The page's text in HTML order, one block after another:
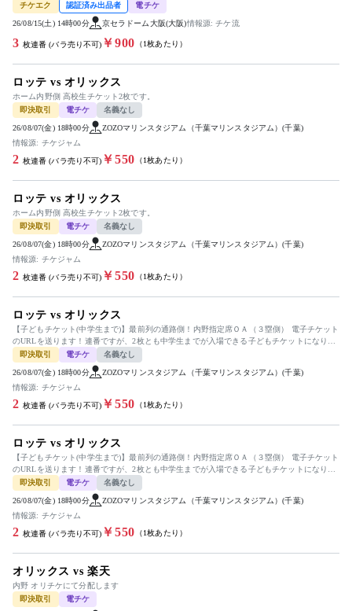
チケエク
認証済み出品者 電チケ
26/08/15(土) 14時00分 京セラドーム大阪(大阪)情報源: チケ流
3 枚連番 (バラ売り不可) ￥900 （1枚あたり）
ロッテ vs オリックス
ホーム内野側 高校生チケット2枚です。
即決取引
電チケ 名義なし
26/08/07(金) 18時00分
ZOZOマリンスタジアム（千葉マリンスタジアム）(千葉)
情報源: チケジャム
2 枚連番 (バラ売り不可) ￥550 （1枚あたり）
ロッテ vs オリックス
ホーム内野側 高校生チケット2枚です。
即決取引
電チケ 名義なし
26/08/07(金) 18時00分
ZOZOマリンスタジアム（千葉マリンスタジアム）(千葉)
情報源: チケジャム
2 枚連番 (バラ売り不可) ￥550 （1枚あたり）
ロッテ vs オリックス
【子どもチケット(中学生まで)】最前列の通路側！内野指定席ＯＡ（３塁側） 電子チケット
のURLを送ります！連番ですが、2枚とも中学生までが入場できる子どもチケットになりま
すので、ご注意ください！...
即決取引 電チケ 名義なし
26/08/07(金) 18時00分
ZOZOマリンスタジアム（千葉マリンスタジアム）(千葉)
情報源: チケジャム
2 枚連番 (バラ売り不可) ￥550 （1枚あたり）
ロッテ vs オリックス
【子どもチケット(中学生まで)】最前列の通路側！内野指定席ＯＡ（３塁側） 電子チケット
のURLを送ります！連番ですが、2枚とも中学生までが入場できる子どもチケットになりま
すので、ご注意ください！...
即決取引 電チケ 名義なし
26/08/07(金) 18時00分
ZOZOマリンスタジアム（千葉マリンスタジアム）(千葉)
情報源: チケジャム
2 枚連番 (バラ売り不可) ￥550 （1枚あたり）
オリックス vs 楽天
内野 オリチケにて分配します
即決取引
電チケ